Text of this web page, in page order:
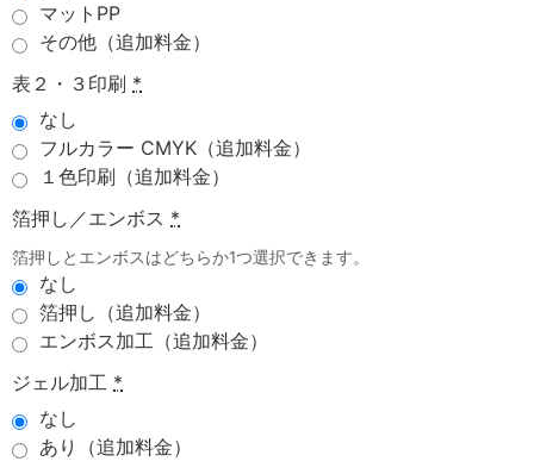
マットPP
その他（追加料金）
表２・３印刷 *
なし
フルカラー CMYK（追加料金）
１色印刷（追加料金）
箔押し／エンボス *
箔押しとエンボスはどちらか1つ選択できます。
なし
箔押し（追加料金）
エンボス加工（追加料金）
ジェル加工 *
なし
あり（追加料金）